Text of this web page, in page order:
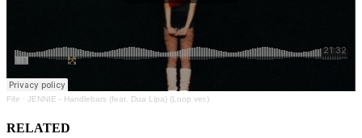
Fife · JENNIE - Handlebars (feat. Dua Lipa) (Loop ver.)
RELATED